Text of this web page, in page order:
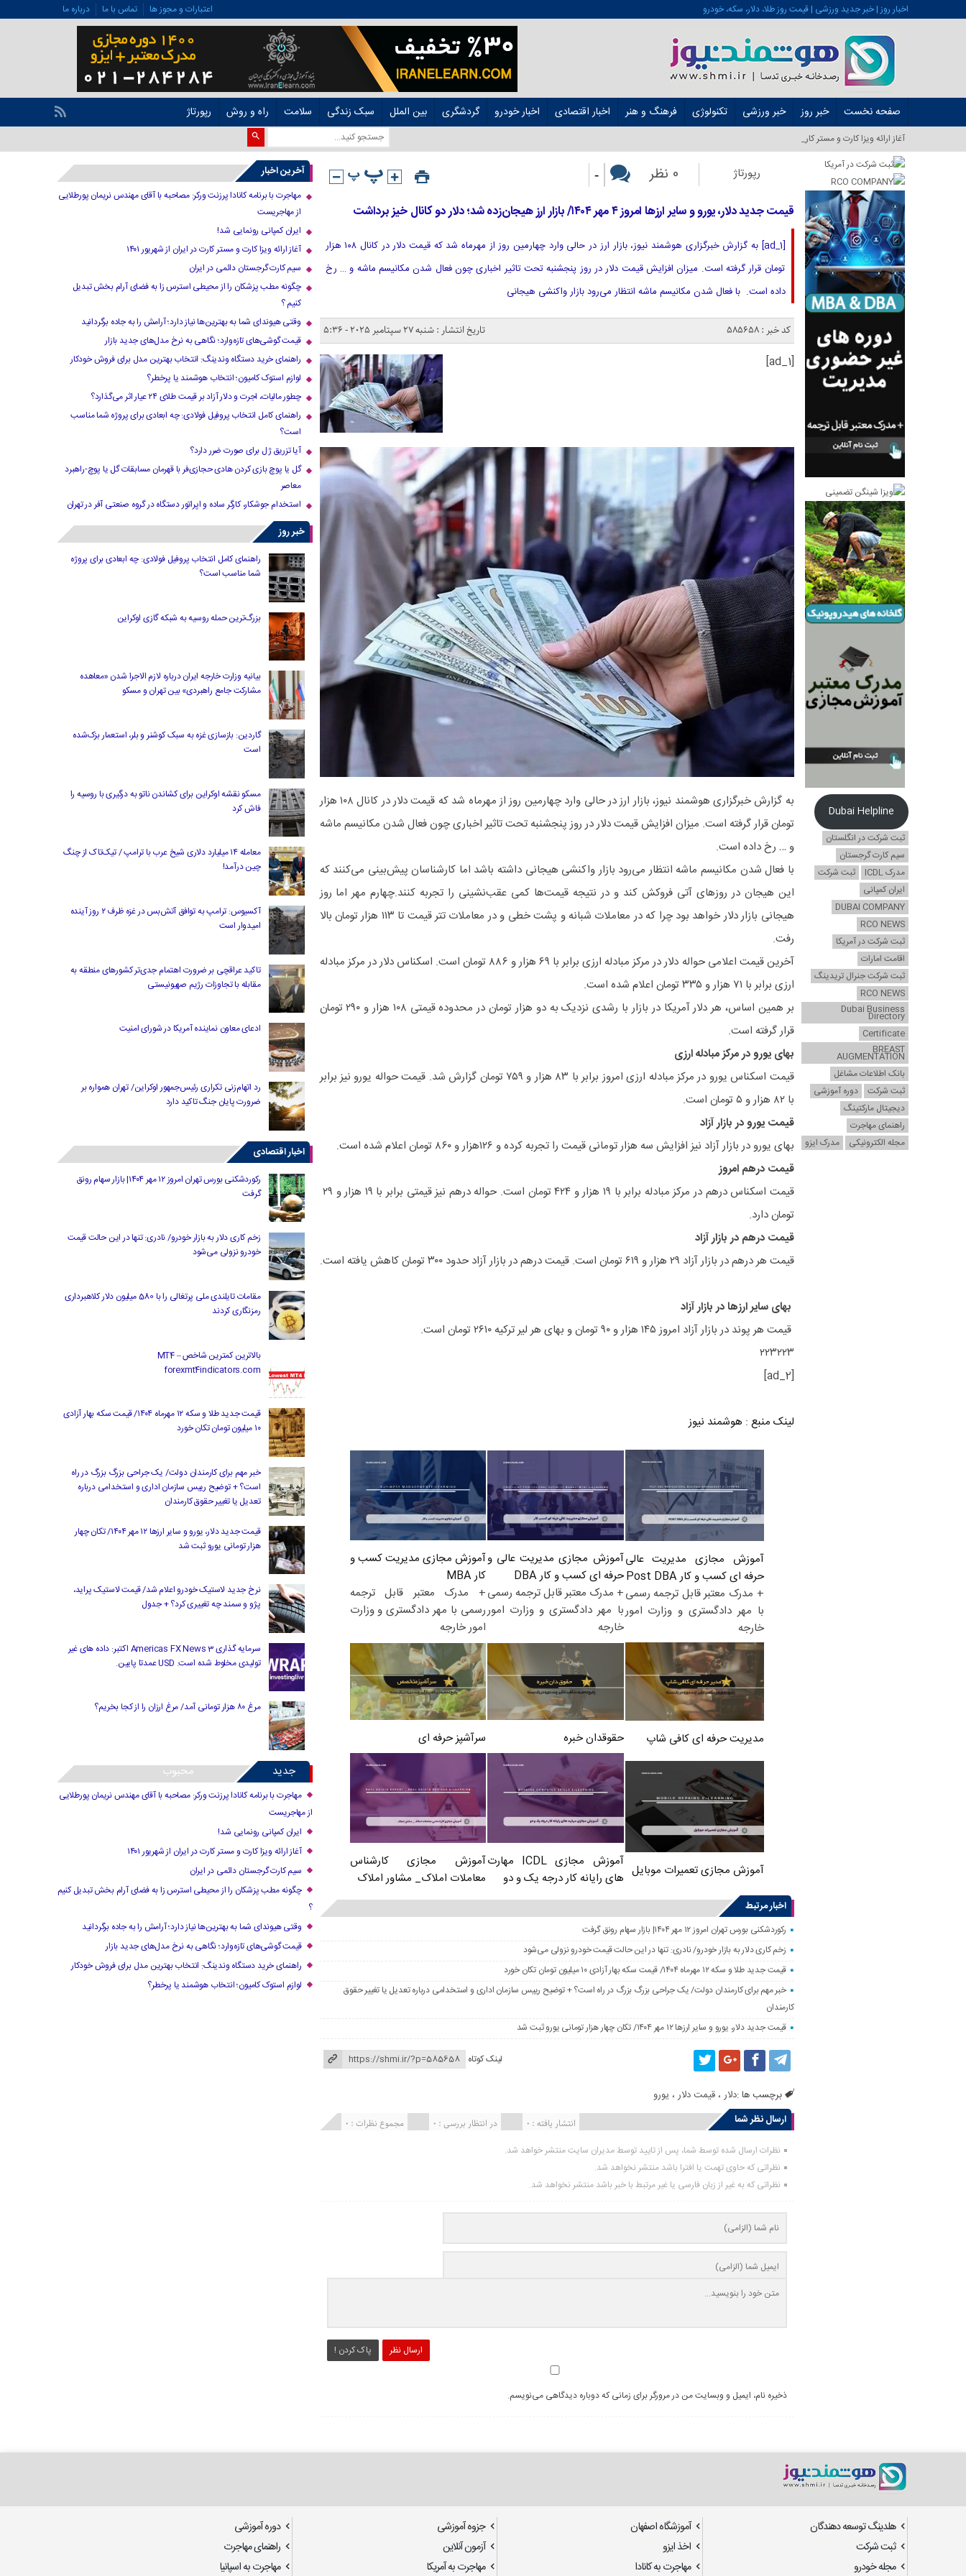
اخبار روز | خبر جدید ورزشی | قیمت روز طلا، دلار، سکه، خودرو اعتبارات و مجوز ها تماس با ما درباره ما
صفحه نخست خبر روز خبر ورزشی تکنولوژی فرهنگ و هنر اخبار اقتصادی اخبار خودرو گردشگری بین الملل سبک زندگی سلامت راه و روش رپورتاژ
آغاز ارائه ویزا کارت و مستر کارت در ایران از شهر_
رپورتاژ 0 نظر -
قیمت جدید دلار، یورو و سایر ارزها امروز ۴ مهر ۱۴۰۴/ بازار ارز هیجان‌زده شد؛ دلار دو کانال خیز برداشت
[ad_1] به گزارش خبرگزاری هوشمند نیوز، بازار ارز در حالی وارد چهارمین روز از مهرماه شد که قیمت دلار در کانال ۱۰۸ هزار
تومان قرار گرفته است. میزان افزایش قیمت دلار در روز پنجشنبه تحت تاثیر اخباری چون فعال شدن مکانیسم ماشه و … رخ
داده است. با فعال شدن مکانیسم ماشه انتظار می‌رود بازار واکنشی هیجانی
کد خبر : 585658 تاریخ انتشار : شنبه 27 سپتامبر 2025 - 5:36
[ad_1]
به گزارش خبرگزاری هوشمند نیوز، بازار ارز در حالی وارد چهارمین روز از مهرماه شد که قیمت دلار در کانال ۱۰۸ هزار
تومان قرار گرفته است. میزان افزایش قیمت دلار در روز پنجشنبه تحت تاثیر اخباری چون فعال شدن مکانیسم ماشه
و … رخ داده است.
با فعال شدن مکانیسم ماشه انتظار می‌رود بازار واکنشی هیجانی داشته باشد اما کارشناسان پیش‌بینی می‌کنند که
این هیجان در روزهای آتی فروکش کند و در نتیجه قیمت‌ها کمی عقب‌نشینی را تجربه کنند.چهارم مهر اما روز
هیجانی بازار دلار خواهد بود چرا که در معاملات شبانه و پشت خطی و در معاملات تتر قیمت تا ۱۱۳ هزار تومان بالا
رفت.
آخرین قیمت اعلامی حواله دلار در مرکز مبادله ارزی برابر با ۶۹ هزار و ۸۸۶ تومان است. اسکناس دلار در مرکز مبادله
ارزی برابر با ۷۱ هزار و ۳۳۵ تومان اعلام شده است.
بر همین اساس، هر دلار آمریکا در بازار با رشدی نزدیک به دو هزار تومان در محدوده قیمتی ۱۰۸ هزار و ۲۹۰ تومان
قرار گرفته است.
بهای یورو در مرکز مبادله ارزی
قیمت اسکناس یورو در مرکز مبادله ارزی امروز برابر با ۸۳ هزار و ۷۵۹ تومان گزارش شد. قیمت حواله یورو نیز برابر
با ۸۲ هزار و ۵ تومان است.
قیمت یورو در بازار آزاد
بهای یورو در بازار آزاد نیز افزایش سه هزار تومانی قیمت را تجربه کرده و ۱۲۶هزار و ۸۶۰ تومان اعلام شده است.
قیمت درهم امروز
قیمت اسکناس درهم در مرکز مبادله برابر با ۱۹ هزار و ۴۲۴ تومان است. حواله درهم نیز قیمتی برابر با ۱۹ هزار و ۲۹
تومان دارد.
قیمت درهم در بازار آزاد
قیمت هر درهم در بازار آزاد ۲۹ هزار و ۶۱۹ تومان است. قیمت درهم در بازار آزاد حدود ۳۰۰ تومان کاهش یافته است.
بهای سایر ارزها در بازار آزاد
قیمت هر پوند در بازار آزاد امروز ۱۴۵ هزار و ۹۰ تومان و بهای هر لیر ترکیه ۲۶۱۰ تومان است.
۲۲۳۲۲۳
[ad_2]
لینک منبع : هوشمند نیوز
آموزش مجازی مدیریت عالی
حرفه ای کسب و کار Post DBA
+ مدرک معتبر قابل ترجمه رسمی
با مهر دادگستری و وزارت امور
خارجه
آموزش مجازی مدیریت عالی و
حرفه ای کسب و کار DBA
+ مدرک معتبر قابل ترجمه رسمی
با مهر دادگستری و وزارت امور
خارجه
آموزش مجازی مدیریت کسب و
کار MBA
+ مدرک معتبر قابل ترجمه
رسمی با مهر دادگستری و وزارت
امور خارجه
مدیریت حرفه ای کافی شاپ حقوقدان خبره سرآشپز حرفه ای
آموزش مجازی تعمیرات موبایل
آموزش مجازی ICDL مهارت
های رایانه کار درجه یک و دو
آموزش مجازی کارشناس
معاملات املاک_ مشاور املاک
اخبار مرتبط
رکوردشکنی بورس تهران امروز ۱۲ مهر ۱۴۰۴| بازار سهام رونق گرفت
زخم کاری دلار به بازار خودرو/ نادری: تنها در این حالت قیمت خودرو نزولی می‌شود
قیمت جدید طلا و سکه ۱۲ مهرماه ۱۴۰۴/ قیمت سکه بهار آزادی ۱۰ میلیون تومان تکان خورد
خبر مهم برای کارمندان دولت/ یک جراحی بزرگ بزرگ در راه است؟ + توضیح رییس سازمان اداری و استخدامی درباره تعدیل یا تغییر حقوق
کارمندان
قیمت جدید دلار، یورو و سایر ارزها ۱۲ مهر ۱۴۰۴/ تکان چهار هزار تومانی یورو ثبت شد
لینک کوتاه
برچسب ها :دلار ،قیمت دلار ، یورو
ارسال نظر شما
مجموع نظرات : 0 در انتظار بررسی : 0 انتشار یافته : 0
نظرات ارسال شده توسط شما، پس از تایید توسط مدیران سایت منتشر خواهد شد.
نظراتی که حاوی تهمت یا افترا باشد منتشر نخواهد شد.
نظراتی که به غیر از زبان فارسی یا غیر مرتبط با خبر باشد منتشر نخواهد شد.
ارسال نظر پاک کردن !
ذخیره نام، ایمیل و وبسایت من در مرورگر برای زمانی که دوباره دیدگاهی می‌نویسم.
Dubai Helpline
ثبت شرکت در انگلستان
سیم کارت گرجستان
مدرک ICDL
ثبت شرکت
ایران کمپانی
DUBAI COMPANY
RCO NEWS
ثبت شرکت در آمریکا
اقامت امارات
ثبت شرکت جنرال تریدینگ
RCO NEWS
Dubai Business
Directory
Certificate
BREAST
AUGMENTATION
بانک اطلاعات مشاغل
ثبت شرکت
دوره آموزشی
دیجیتال مارکتینگ
راهنمای مهاجرت
مجله الکترونیکی
مدرک ایزو
آخرین اخبار
مهاجرت با برنامه کانادا پرزنت ورکر: مصاحبه با آقای مهندس نریمان پورطلایی
از مهاجریست
ایران کمپانی رونمایی شد!
آغاز ارائه ویزا کارت و مستر کارت در ایران از شهریور ۱۴۰۱
سیم کارت گرجستان دائمی در ایران
چگونه مطب پزشکان را از محیطی استرس زا به فضای آرام بخش تبدیل
کنیم ؟
وقتی هیوندای شما به بهترین‌ها نیاز دارد؛ آرامش را به جاده برگردانید
قیمت گوشی‌های تازه‌وارد؛ نگاهی به نرخ مدل‌های جدید بازار
راهنمای خرید دستگاه وندینگ: انتخاب بهترین مدل برای فروش خودکار
لوازم استوک کامیون؛ انتخاب هوشمند یا پرخطر؟
چطور مالیات، اجرت و دلار آزاد بر قیمت طلای ۲۴ عیار اثر می‌گذارد؟
راهنمای کامل انتخاب پروفیل فولادی: چه ابعادی برای پروژه شما مناسب
است؟
آیا تزریق ژل برای صورت ضرر دارد​؟
گل یا پوچ بازی کردن هادی حجازی‌فر با قهرمان مسابقات گل یا پوچ-راهبرد
معاصر
استخدام جوشکار، کارگر ساده و اپراتور دستگاه در گروه صنعتی آفر در تهران
خبر روز
راهنمای کامل انتخاب پروفیل فولادی: چه ابعادی برای پروژه
شما مناسب است؟
بزرگ‌ترین حمله روسیه به شبکه گازی اوکراین
بیانیه وزارت خارجه ایران درباره لازم‌ الاجرا شدن «معاهده
مشارکت جامع راهبردی» بین تهران و مسکو
گاردین: بازسازی غزه به سبک کوشنر و بلر، استعمار بزک‌شده
است
مسکو نقشه اوکراین برای کشاندن ناتو به درگیری با روسیه را
فاش کرد
معامله ۱۴ میلیارد دلاری شیخ عرب با ترامپ / تیک‌تاک از چنگ
چین درآمد!
آکسیوس: ترامپ به توافق آتش‌بس در غزه ظرف ۲ روز آینده
امیدوار است
تاکید عراقچی بر ضرورت اهتمام جدی‌تر کشورهای منطقه به
مقابله با تجاوزات رژیم صهیونیستی
ادعای معاون نماینده آمریکا در شورای امنیت
رد اتهام‌زنی تکراری رئیس‌جمهور اوکراین/ تهران همواره بر
ضرورت پایان جنگ تاکید دارد
اخبار اقتصادی
رکوردشکنی بورس تهران امروز ۱۲ مهر ۱۴۰۴| بازار سهام رونق
گرفت
زخم کاری دلار به بازار خودرو/ نادری: تنها در این حالت قیمت
خودرو نزولی می‌شود
مقامات تایلندی ملی پرتغالی را با 580 میلیون دلار کلاهبرداری
رمزنگاری کردند
بالاترین کمترین شاخص MT4 –
forexmt4indicators.com
قیمت جدید طلا و سکه ۱۲ مهرماه ۱۴۰۴/ قیمت سکه بهار آزادی
۱۰ میلیون تومان تکان خورد
خبر مهم برای کارمندان دولت/ یک جراحی بزرگ بزرگ در راه
است؟ + توضیح رییس سازمان اداری و استخدامی درباره
تعدیل یا تغییر حقوق کارمندان
قیمت جدید دلار، یورو و سایر ارزها ۱۲ مهر ۱۴۰۴/ تکان چهار
هزار تومانی یورو ثبت شد
نرخ جدید لاستیک خودرو اعلام شد/ قیمت لاستیک پراید،
پژو و سمند چه تغییری کرد؟ + جدول
سرمایه گذاری Americas FX News 3 اکتبر: داده های غیر
تولیدی مخلوط شده است. USD عمدتا پایین.
مرغ ۸۰ هزار تومانی آمد/ مرغ ارزان را از کجا بخریم؟
جدید محبوب
مهاجرت با برنامه کانادا پرزنت ورکر: مصاحبه با آقای مهندس نریمان پورطلایی
از مهاجریست
ایران کمپانی رونمایی شد!
آغاز ارائه ویزا کارت و مستر کارت در ایران از شهریور ۱۴۰۱
سیم کارت گرجستان دائمی در ایران
چگونه مطب پزشکان را از محیطی استرس زا به فضای آرام بخش تبدیل کنیم
؟
وقتی هیوندای شما به بهترین‌ها نیاز دارد؛ آرامش را به جاده برگردانید
قیمت گوشی‌های تازه‌وارد؛ نگاهی به نرخ مدل‌های جدید بازار
راهنمای خرید دستگاه وندینگ: انتخاب بهترین مدل برای فروش خودکار
لوازم استوک کامیون؛ انتخاب هوشمند یا پرخطر؟
هلدینگ توسعه دهندگان آموزشگاه اصفهان جزوه آموزشی
دوره آموزشی
ثبت شرکت
اخذ ایزو آزمون آنلاین
راهنمای مهاجرت
مجله خودرو
مهاجرت به کانادا مهاجرت به آمریکا مهاجرت به اسپانیا